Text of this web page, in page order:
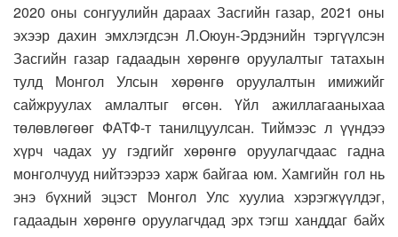
2020 оны сонгуулийн дараах Засгийн газар, 2021 оны
эхээр дахин эмхлэгдсэн Л.Оюун-Эрдэнийн тэргүүлсэн
Засгийн газар гадаадын хөрөнгө оруулалтыг татахын
тулд Монгол Улсын хөрөнгө оруулалтын имижийг
сайжруулах амлалтыг өгсөн. Үйл ажиллагааныхаа
төлөвлөгөөг ФАТФ-т танилцуулсан. Тиймээс л үүндээ
хүрч чадах уу гэдгийг хөрөнгө оруулагчдаас гадна
монголчууд нийтээрээ харж байгаа юм. Хамгийн гол нь
энэ бүхний эцэст Монгол Улс хуулиа хэрэгжүүлдэг,
гадаадын хөрөнгө оруулагчдад эрх тэгш ханддаг байх